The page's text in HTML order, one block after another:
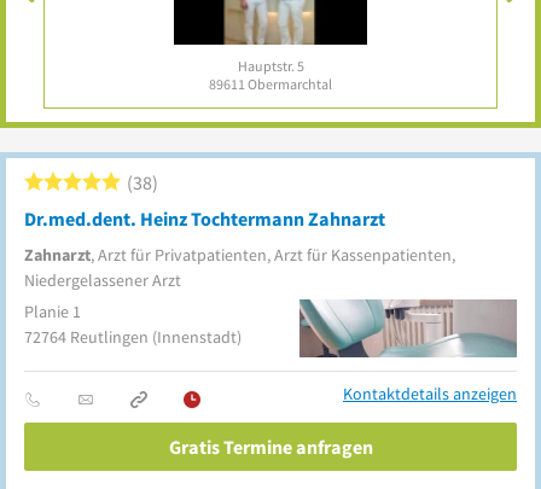
Hauptstr. 5
89611Obermarchtal
Dr.med.dent. Heinz Tochtermann Zahnarzt
Zahnarzt, Arzt für Privatpatienten, Arzt für Kassenpatienten,
Niedergelassener Arzt
38
Planie 1
72764 Reutlingen (Innenstadt)
Kontaktdetails anzeigen
Gratis Termine anfragen